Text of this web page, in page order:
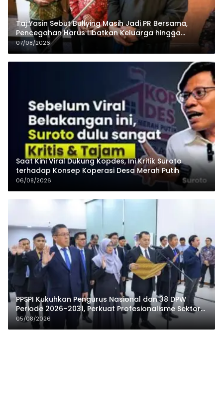
Taj Yasin Sebut Bullying Masih Jadi PR Bersama,
Pencegahan Harus Libatkan Keluarga hingga
Pesantren
07/08/2026
Saat Kini Viral Dukung Kopdes, Ini Kritik Suroto
terhadap Konsep Koperasi Desa Merah Putih
06/08/2026
PPSPI Kukuhkan Pengurus Nasional dan 38 DPW
Periode 2026–2031, Perkuat Profesionalisme Sektor
Publik
05/08/2026